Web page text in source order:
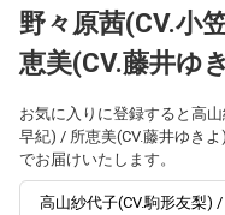
野々原茜(CV.小
恵美(CV.藤井ゆ
お気に入りに登録すると高
早紀) / 所恵美(CV.藤井ゆき
でお届けいたします。
高山紗代子(CV.駒形友梨)